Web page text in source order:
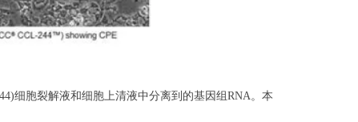
细胞裂解液和细胞上清液中分离到的基因组RNA。本